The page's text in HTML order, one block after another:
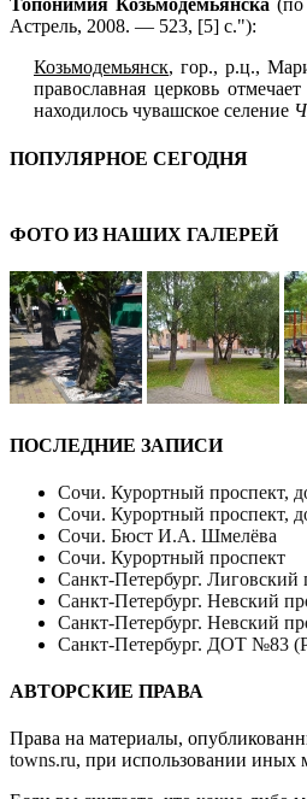
Топонимия Козьмодемьянска
Астрель, 2008. — 523, [5] с."):
Козьмодемьянск, гор., р.ц.,
православная церковь
находилось чувашское селение
ПОПУЛЯРНОЕ СЕГОДНЯ
ФОТО ИЗ НАШИХ ГАЛЕРЕЙ
ПОСЛЕДНИЕ ЗАПИСИ
Сочи. Курортный проспект,
Сочи. Курортный проспект,
Сочи. Бюст И.А. Шмелёва
Сочи. Курортный проспект
Санкт-Петербург. Лиговский
Санкт-Петербург. Невский
Санкт-Петербург. Невский
Санкт-Петербург. ДОТ №83
АВТОРСКИЕ ПРАВА
Права на материалы,
towns.ru, при использовании иных